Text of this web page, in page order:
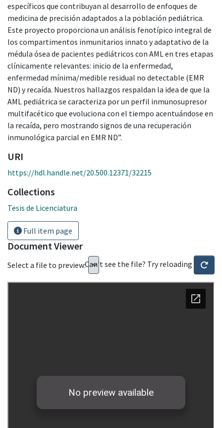
específicos que contribuyan al desarrollo de enfoques de
medicina de precisión adaptados a la población pediátrica.
Este proyecto proporciona un análisis fenotípico integral de
los compartimentos inmunitarios innato y adaptativo de la
médula ósea de pacientes pediátricos con AML en tres etapas
clínicamente relevantes: inicio de la enfermedad,
enfermedad mínima/medible residual no detectable (EMR
ND) y recaída. Nuestros hallazgos respaldan la idea de que la
AML pediátrica se caracteriza por un perfil inmunosupresor
multifacético que evoluciona con el tiempo acentuándose en
la recaída, pero mostrando signos de una recuperación
inmunológica parcial en EMR ND”.
URI
https://hdl.handle.net/20.500.12371/32215
Collections
Tesis de Licenciatura
Full item page
Document Viewer
Select a file to preview:Can't see the file? Try reloading